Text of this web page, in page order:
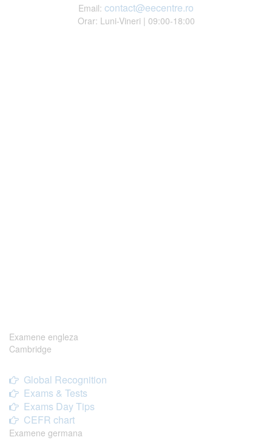
Email: contact@eecentre.ro
Orar: Luni-Vineri | 09:00-18:00
Examene engleza
Cambridge
Global Recognition
Exams & Tests
Exams Day Tips
CEFR chart
Examene germana